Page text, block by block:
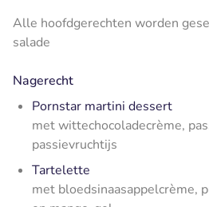
Alle hoofdgerechten worden
salade
Nagerecht
Pornstar martini dessert
met wittechocoladecrème,
passievruchtijs
Tartelette
met bloedsinaasappelcrème,